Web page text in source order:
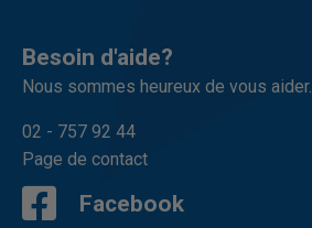
Besoin d'aide?
Nous sommes heureux de vous aider.
02 - 757 92 44
Page de contact
Facebook